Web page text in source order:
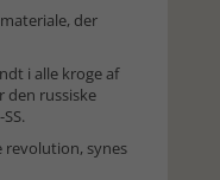
der
i alle kroge af
den russiske
revolution, synes